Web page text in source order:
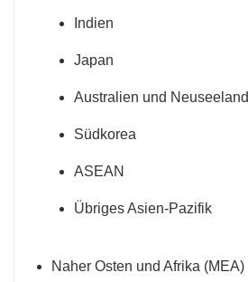
Indien
Japan
Australien und Neuseeland
Südkorea
ASEAN
Übriges Asien-Pazifik
Naher Osten und Afrika (MEA)